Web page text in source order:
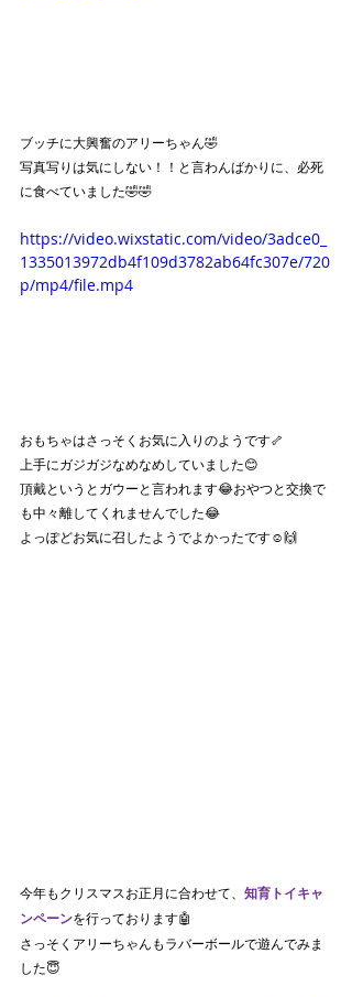
ブッチに大興奮のアリーちゃん🤣
写真写りは気にしない！！と言わんばかりに、必死
に食べていました🤣🤣
https://video.wixstatic.com/video/3adce0_
1335013972db4f109d3782ab64fc307e/720
p/mp4/file.mp4
おもちゃはさっそくお気に入りのようです🦴
上手にガジガジなめなめしていました😊
頂戴というとガウーと言われます😂おやつと交換で
も中々離してくれませんでした😂
よっぽどお気に召したようでよかったです☺️🙌
今年もクリスマスお正月に合わせて、 知育トイキャ
ンペーンを行っております🤖
さっそくアリーちゃんもラバーボールで遊んでみま
した😇